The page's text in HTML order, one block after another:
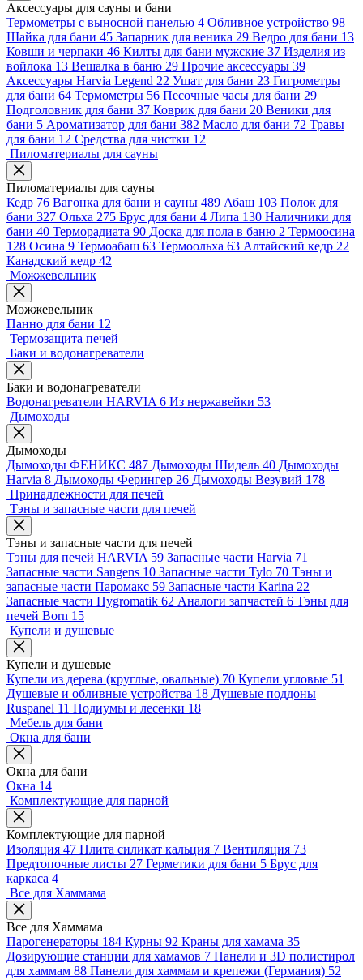
Аксессуары для сауны и бани
Термометры с выносной панелью 4 Обливное устройство 98
Шайка для бани 45 Запарник для веника 29 Ведро для бани 13
Ковши и черпаки 46 Килты для бани мужские 37 Изделия из
войлока 13 Вешалка в баню 29 Прочие аксессуары 39
Аксессуары Harvia Legend 22 Ушат для бани 23 Гигрометры
для бани 64 Термометры 56 Песочные часы для бани 29
Подголовник для бани 37 Коврик для бани 20 Веники для
бани 5 Ароматизатор для бани 382 Масло для бани 72 Травы
для бани 12 Средства для чистки 12
Пиломатериалы для сауны
Пиломатериалы для сауны
Кедр 76 Вагонка для бани и сауны 489 Абаш 103 Полок для
бани 327 Ольха 275 Брус для бани 4 Липа 130 Наличники для
бани 40 Терморадиата 90 Доска для пола в баню 2 Термоосина
128 Осина 9 Термоабаш 63 Термоольха 63 Алтайский кедр 22
Канадский кедр 42
Можжевельник
Можжевельник
Панно для бани 12
Термозащита печей
Баки и водонагреватели
Баки и водонагреватели
Водонагреватели HARVIA 6 Из нержавейки 53
Дымоходы
Дымоходы
Дымоходы ФЕНИКС 487 Дымоходы Шидель 40 Дымоходы
Harvia 8 Дымоходы Ферингер 26 Дымоходы Везувий 178
Принадлежности для печей
Тэны и запасные части для печей
Тэны и запасные части для печей
Тэны для печей HARVIA 59 Запасные части Harvia 71
Запасные части Sangens 10 Запасные части Tylo 70 Тэны и
запасные части Паромакс 59 Запасные части Karina 22
Запасные части Hygromatik 62 Аналоги запчастей 6 Тэны для
печей Born 15
Купели и душевые
Купели и душевые
Купели из дерева (круглые, овальные) 70 Купели угловые 51
Душевые и обливные устройства 18 Душевые поддоны
Ruspanel 11 Подиумы и лесенки 18
Мебель для бани
Окна для бани
Окна для бани
Окна 14
Комплектующие для парной
Комплектующие для парной
Изоляция 47 Плита силикат кальция 7 Вентиляция 73
Предтопочные листы 27 Герметики для бани 5 Брус для
каркаса 4
Все для Хаммама
Все для Хаммама
Парогенераторы 184 Курны 92 Краны для хамама 35
Дозирующие станции для хамамов 7 Панели и 3D полистирол
для хаммам 88 Панели для хаммам и крепежи (Германия) 52